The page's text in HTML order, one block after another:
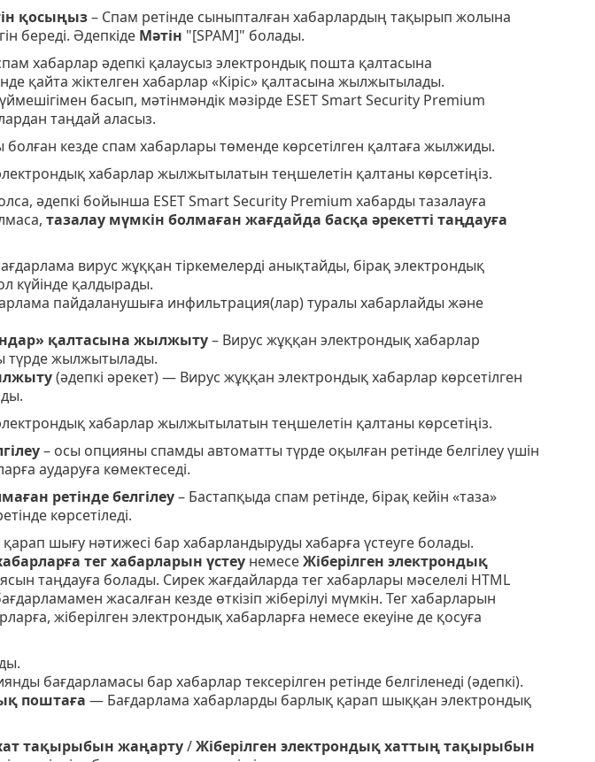
қосыңыз– Cпам ретінде сыныпталған хабарлардың тақырып жолына
береді. Әдепкіде Мәтін "[SPAM]" болады.
хабарлар әдепкі қалаусыз электрондық пошта қалтасына
қайта жіктелген хабарлар «Кіріс» қалтасына жылжытылады.
басып, мәтінмәндік мәзірде ESET Smart Security Premium
таңдай аласыз.
кезде спам хабарлары төменде көрсетілген қалтаға жылжиды.
хабарлар жылжытылатын теңшелетін қалтаны көрсетіңіз.
әдепкі бойынша ESET Smart Security Premium хабарды тазалауға
тазалау мүмкін болмаған жағдайда басқа әрекетті таңдауға
вирус жұққан тіркемелерді анықтайды, бірақ электрондық
күйінде қалдырады.
пайдаланушыға инфильтрация(лар) туралы хабарлайды және
қалтасына жылжыту– Вирус жұққан электрондық хабарлар
түрде жылжытылады.
(әдепкі әрекет) — Вирус жұққан электрондық хабарлар көрсетілген
хабарлар жылжытылатын теңшелетін қалтаны көрсетіңіз.
– осы опцияны спамды автоматты түрде оқылған ретінде белгілеу үшін
аударуға көмектеседі.
ретінде белгілеу– Бастапқыда спам ретінде, бірақ кейін «таза»
көрсетіледі.
шығу нәтижесі бар хабарландыруды хабарға үстеуге болады.
тег хабарларын үстеунемесеЖіберілген электрондық
таңдауға болады. Сирек жағдайларда тег хабарлары мәселелі HTML
жасалған кезде өткізіп жіберілуі мүмкін. Тег хабарларын
жіберілген электрондық хабарларға немесе екеуіне де қосуға
бағдарламасы бар хабарлар тексерілген ретінде белгіленеді (әдепкі).
поштаға — Бағдарлама хабарларды барлық қарап шыққан электрондық
тақырыбын жаңарту/Жіберілген электрондық хаттың тақырыбын